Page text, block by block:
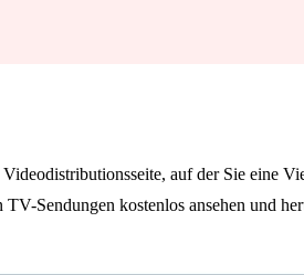
auf der Sie eine
Sendungen kostenlos ansehen und